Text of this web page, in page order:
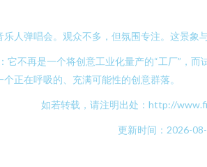
人弹唱会。观众不多，但氛围专注。这景象
它不再是一个将创意工业化量产的“工厂”，
正在呼吸的、充满可能性的创意群落。
如若转载，请注明出处：http://
更新时间：2026-